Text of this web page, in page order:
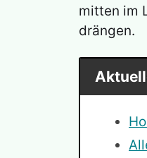
mitten im
drängen.